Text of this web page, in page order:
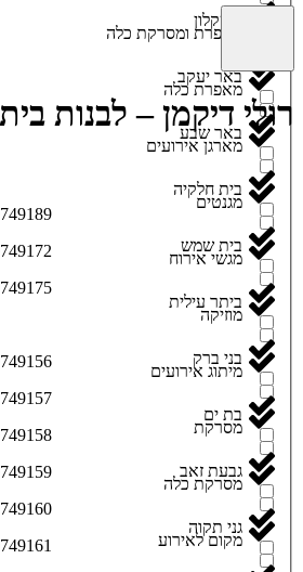
מאפרת ומסרקת כלה
מאפרת כלה
מארגן אירועים
מגנטים
מגשי אירוח
מוזיקה
מיתוג אירועים
מסרקת
מסרקת כלה
מקום לאירוע
אשקלון
באר יעקב
באר שבע
בית חלקיה
בית שמש
ביתר עילית
בני ברק
בת ים
גבעת זאב
גני תקוה
רולי דיקמן – לבנות בית